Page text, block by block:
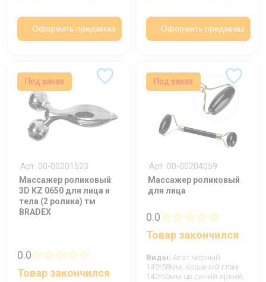
Оформить предзаказ Оформить предзаказ
Под заказ
Арт. 00-00201523
Массажер роликовый
3D KZ 0650 для лица и
тела (2 ролика) тм
BRADEX
0.0☆☆☆☆☆
Товар закончился
Под заказ
Арт. 00-00204059
Массажер роликовый
для лица
0.0☆☆☆☆☆
Товар закончился
Виды: Агат черный
145*58мм, Кошачий глаз
142*55мм цв.синий яркий,